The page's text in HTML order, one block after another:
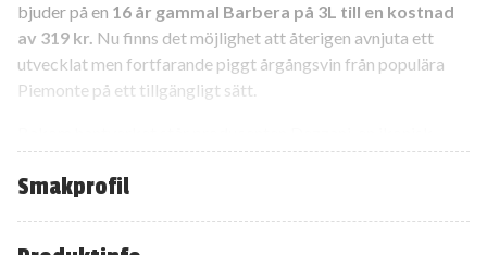
bjuder på en 16 år gammal Barbera på 3L till en kostnad
av 319 kr. Nu finns det möjlighet att återigen avnjuta ett
utvecklat men fortfarande piggt årgångsvin från populära
Piemonte på ett tillgängligt sätt.
producent från Piemonte som tillsammans med en av sina
odlare haft vinet sparat i väntan på rätt tillfälle. Nu finns
Smakprofil